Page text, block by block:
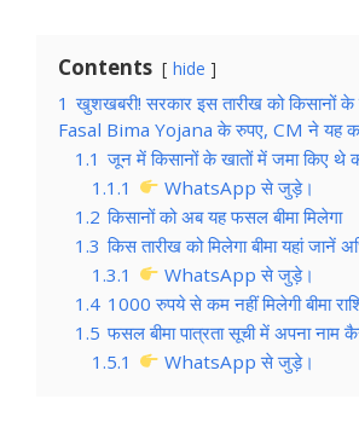
Contents hide
1 खुशखबरी! सरकार इस तारीख को किसानों के
Fasal Bima Yojana के रुपए, CM ने यह
1.1 जून में किसानों के खातों में जमा किए थे
1.1.1
WhatsApp से जुड़े।
1.2 किसानों को अब यह फसल बीमा मिलेगा
1.3 किस तारीख को मिलेगा बीमा यहां जानें
1.3.1
WhatsApp से जुड़े।
1.4 1000 रुपये से कम नहीं मिलेगी बीमा
1.5 फसल बीमा पात्रता सूची में अपना नाम
1.5.1
WhatsApp से जुड़े।